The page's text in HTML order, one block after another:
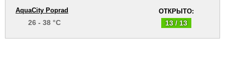
ОТКРЫТО:
13 / 13
AquaCity Poprad
26 - 38 °C